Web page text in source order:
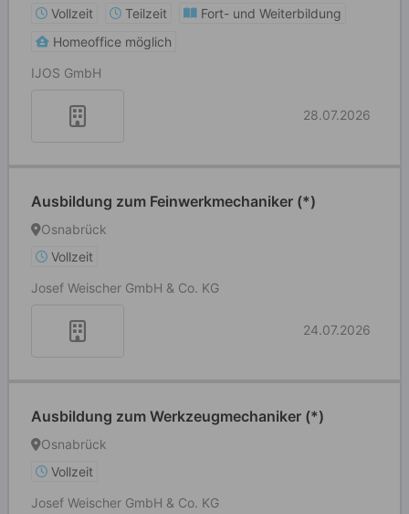
Vollzeit
Teilzeit
Fort- und Weiterbildung
Homeoffice möglich
IJOS GmbH
28.07.2026
Ausbildung zum Feinwerkmechaniker (*)
Osnabrück
Vollzeit
Josef Weischer GmbH & Co. KG
24.07.2026
Ausbildung zum Werkzeugmechaniker (*)
Osnabrück
Vollzeit
Josef Weischer GmbH & Co. KG